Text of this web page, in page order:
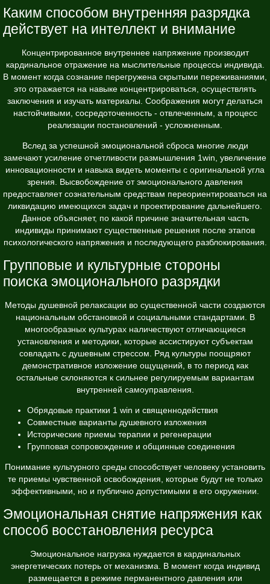
Каким способом внутренняя разрядка
действует на интеллект и внимание
Концентрированное внутреннее напряжение производит
кардинальное отражение на мыслительные процессы индивида.
В момент когда сознание перегружена скрытыми переживаниями,
это отражается на навыке концентрироваться, осуществлять
заключения и изучать материалы. Соображения могут делаться
настойчивыми, сосредоточенность - отвлеченным, а процесс
реализации постановлений - усложненным.
Вслед за успешной эмоциональной сброса многие люди
замечают усиление отчетливости размышления 1win, увеличение
инновационности и навыка видеть моменты с оригинальной угла
зрения. Высвобождение от эмоционального давления
предоставляет сознательным средствам переориентироваться на
ликвидацию имеющихся задач и проектирование дальнейшего.
Данное объясняет, по какой причине значительная часть
индивиды принимают существенные решения после этапов
психологического напряжения и последующего разблокирования.
Групповые и культурные стороны
поиска эмоционального разрядки
Методы душевной релаксации во существенной части создаются
национальным обстановкой и социальными стандартами. В
многообразных культурах наличествуют отличающиеся
установления и методики, которые ассистируют субъектам
совладать с душевным стрессом. Ряд культуры поощряют
демонстративное изложение ощущений, в то период как
остальные склоняются к сильнее регулируемым вариантам
внутренней самоуправления.
Обрядовые практики 1 win и священнодействия
Совместные варианты душевного изложения
Исторические приемы терапии и регенерации
Групповая сопровождение и общинные соединения
Понимание культурного среды способствует человеку установить
те приемы чувственной освобождения, которые будут не только
эффективными, но и публично допустимыми в его окружении.
Эмоциональная снятие напряжения как
способ восстановления ресурса
Эмоциональное нагрузка нуждается в кардинальных
энергетических потерь от механизма. В момент когда индивид
размещается в режиме перманентного давления или